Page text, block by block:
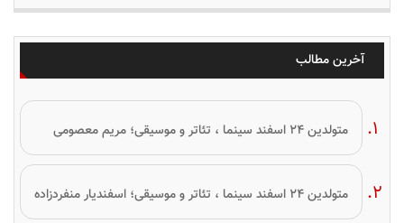
آخرین مطالب
متولدین ۲۴ اسفند سینما ، تئاتر و موسیقی؛ مریم معصومی
متولدین ۲۴ اسفند سینما ، تئاتر و موسیقی؛ اسفندیار منفردزاده